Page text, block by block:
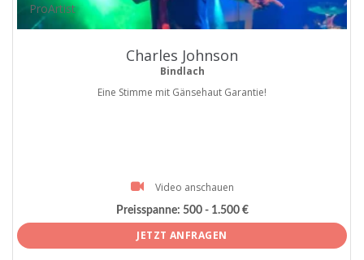
ProArtist
Charles Johnson
Bindlach
Eine Stimme mit Gänsehaut Garantie!
Video anschauen
Preisspanne: 500 - 1.500 €
JETZT ANFRAGEN